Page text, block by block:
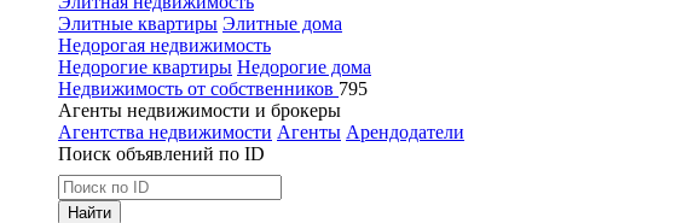
Элитные квартиры Элитные дома
Недорогая недвижимость
Недорогие квартиры Недорогие дома
Недвижимость от собственников 795
Агенты недвижимости и брокеры
Агентства недвижимости Агенты Арендодатели
Поиск объявлений по ID
Найти